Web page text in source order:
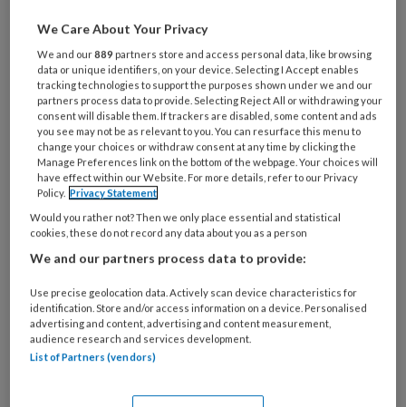
je?
Untitled
Ontvang 2x per week de
KinderopvangTotaal nieuwsbrief
Ontvang iedere zondag het
Management Kinderopvang
Weekoverzicht
Ja, ik geef toestemming voor e-mails
van KinderopvangTotaal en
Uw bovenstaande gegevens kunnen worden toegevoegd aan
uw profiel in overeenstemming met onsprivacy statement
?
We Care About Your Privacy
We and our889 partners store and access personal data, like browsing
data or unique identifiers, on your device. Selecting I Accept enables
tracking technologies to support the purposes shown under we and our
partners process data to provide. Selecting Reject All or withdrawing your
consent will disable them. If trackers are disabled, some content and ads
you see may not be as relevant to you. You can resurface this menu to
change your choices or withdraw consent at any time by clicking the
Manage Preferences link on the bottom of the webpage. Your choices will
have effect within our Website. For more details, refer to our Privacy
Policy. Privacy Statement
Would you rather not? Then we only place essential and statistical
cookies, these do not record any data about you as a person
We and our partners process data to provide:
Use precise geolocation data. Actively scan device characteristics for
identification. Store and/or access information on a device. Personalised
advertising and content, advertising and content measurement,
audience research and services development.
List of Partners (vendors)